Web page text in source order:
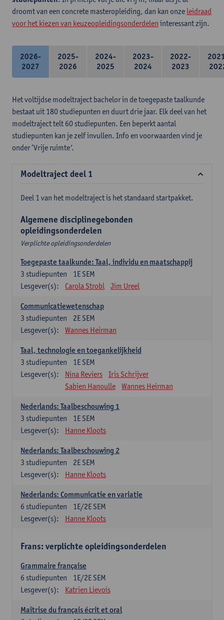
droomt van een concrete masteropleiding, dan kan onze leidraad
voor het kiezen van keuzeopleidingsonderdelen interessant zijn.
2026-
2027
2025-
2026
2024-
2025
2023-
2024
2022-
2023
Het voltijdse modeltraject bachelor in de toegepaste taalkunde
bestaat uit 180 studiepunten en duurt drie jaar. Elk deel van het
modeltraject telt 60 studiepunten. Een beperkt aantal
studiepunten kan je zelf invullen. Info en voorwaarden vind je
onder ‘Vrije ruimte’.
Modeltraject deel 1
Deel 1 van het modeltraject is het standaard startpakket.
Algemene disciplinegebonden
opleidingsonderdelen
Verplichte opleidingsonderdelen
Toegepaste taalkunde: Taal, individu en maatschappij
1E SEM
3 studiepunten
Lesgever(s):
Carola Strobl Jim Ureel
Communicatiewetenschap
2E SEM
3 studiepunten
Lesgever(s):
Wannes Heirman
Taal, technologie en toegankelijkheid
1E SEM
3 studiepunten
Lesgever(s):
Nina Reviers
Iris Schrijver
Sabien Hanoulle
Wannes Heirman
Nederlands: Taalbeschouwing 1
1E SEM
3 studiepunten
Lesgever(s):
Hanne Kloots
Nederlands: Taalbeschouwing 2
2E SEM
3 studiepunten
Lesgever(s):
Hanne Kloots
Nederlands: Communicatie en variatie
1E/2E SEM
6 studiepunten
Lesgever(s):
Hanne Kloots
Frans: verplichte opleidingsonderdelen
Grammaire française
1E/2E SEM
6 studiepunten
Lesgever(s):
Katrien Lievois
Maîtrise du français écrit et oral